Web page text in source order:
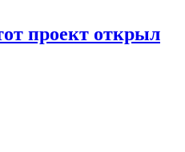
проект открыл